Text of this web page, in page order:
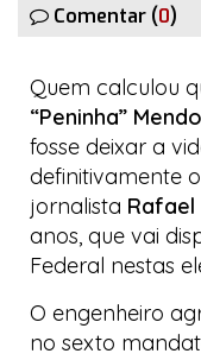
Comentar (0)
Quem calculou
“Peninha”
fosse deixar a
definitivamente
jornalista Rafael
anos, que vai
Federal nestas
O engenheiro
no sexto